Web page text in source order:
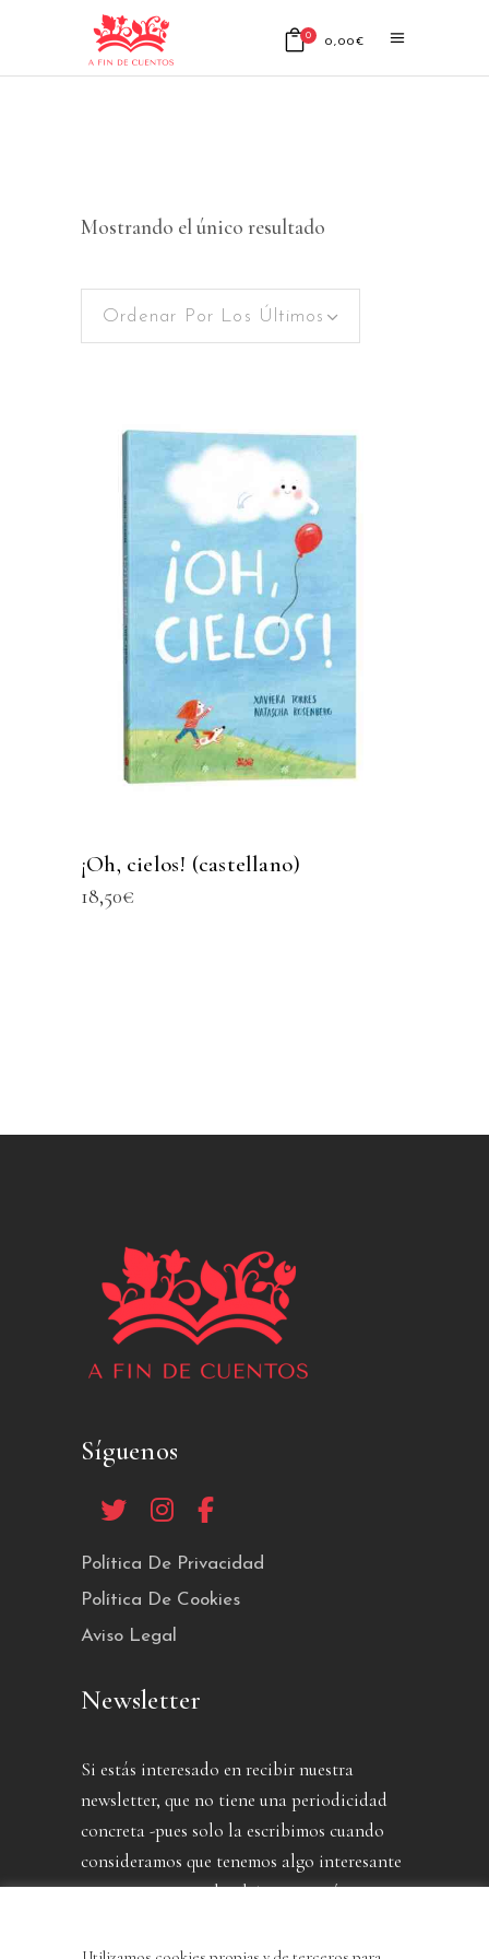
0 0,00€
Mostrando el único resultado
Ordenar Por Los Últimos
¡Oh, cielos! (castellano)
18,50€
Síguenos
Política De Privacidad
Política De Cookies
Aviso Legal
Newsletter
Si estás interesado en recibir nuestra
newsletter, que no tiene una periodicidad
concreta -pues solo la escribimos cuando
consideramos que tenemos algo interesante
que contarte- puedes dejarnos aquí tu